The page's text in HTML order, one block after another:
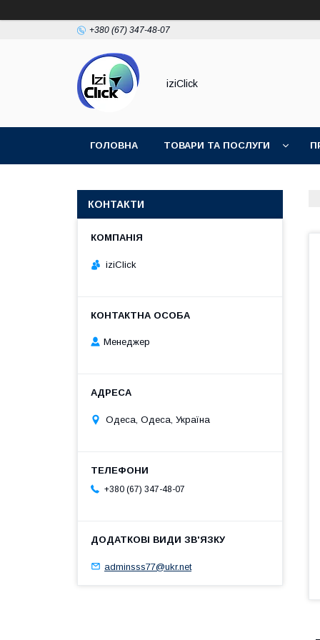
+380 (67) 347-48-07
iziClick
ГОЛОВНА ТОВАРИ ТА ПОСЛУГИ
КОНТАКТИ
iziClick
Менеджер
Одеса, Одеса, Україна
+380 (67) 347-48-07
adminsss77@ukr.net